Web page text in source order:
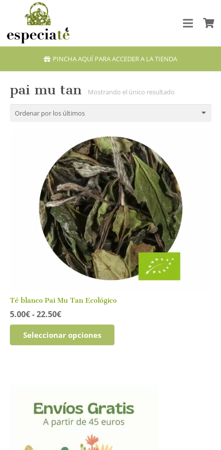
PINCHA AQUÍ PARA ACCEDER A LA TIENDA
pai mu tan Mostrando el único resultado
Té blanco Pai Mu Tan Ecológico
5.00€ - 22.50€Rango
de
precios:
desde
Seleccionar opciones
se
pueden
elegir